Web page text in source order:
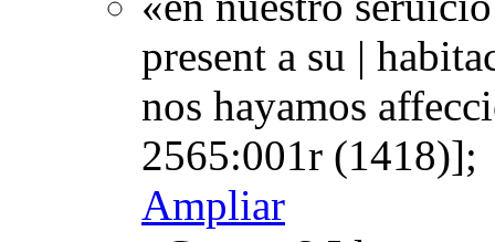
present a su |
nos hayamos
2565:001r (1418)];
Ampliar